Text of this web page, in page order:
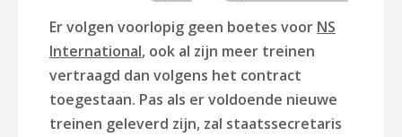
Er volgen voorlopig geen boetes voor NS
International, ook al zijn meer treinen
vertraagd dan volgens het contract
toegestaan. Pas als er voldoende nieuwe
treinen geleverd zijn, zal staatssecretaris